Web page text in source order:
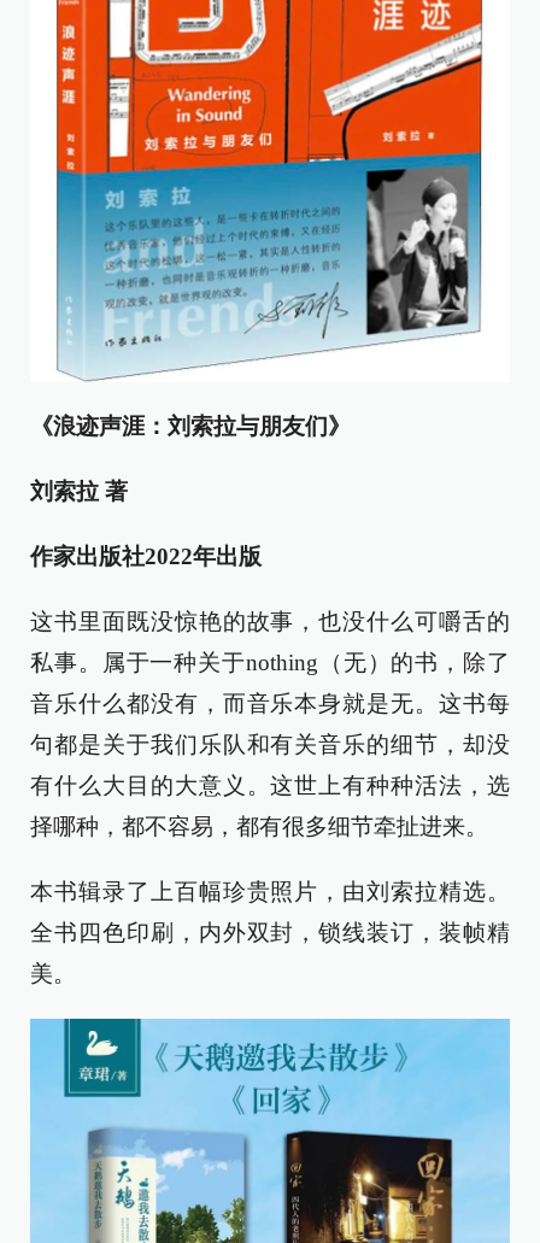
《浪迹声涯：刘索拉与朋友们》
刘索拉 著
作家出版社2022年出版
这书里面既没惊艳的故事，也没什么可嚼舌的
私事。属于一种关于nothing（无）的书，除了
音乐什么都没有，而音乐本身就是无。这书每
句都是关于我们乐队和有关音乐的细节，却没
有什么大目的大意义。这世上有种种活法，选
择哪种，都不容易，都有很多细节牵扯进来。
本书辑录了上百幅珍贵照片，由刘索拉精选。
全书四色印刷，内外双封，锁线装订，装帧精
美。